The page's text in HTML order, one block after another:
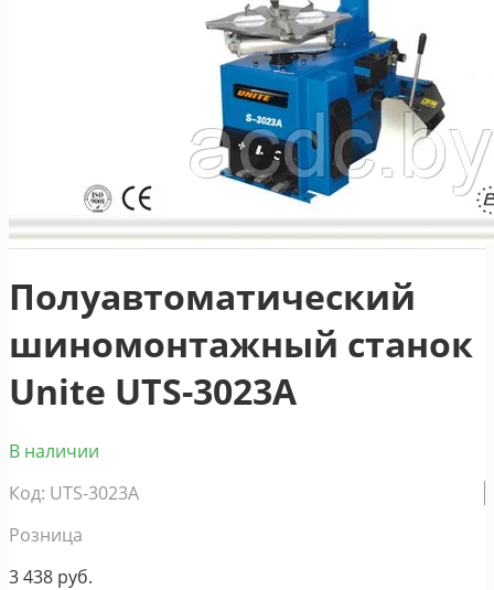
Полуавтоматический
шиномонтажный станок
Unite UTS-3023A
В наличии
Код: UTS-3023A
Розница
3 438 руб.